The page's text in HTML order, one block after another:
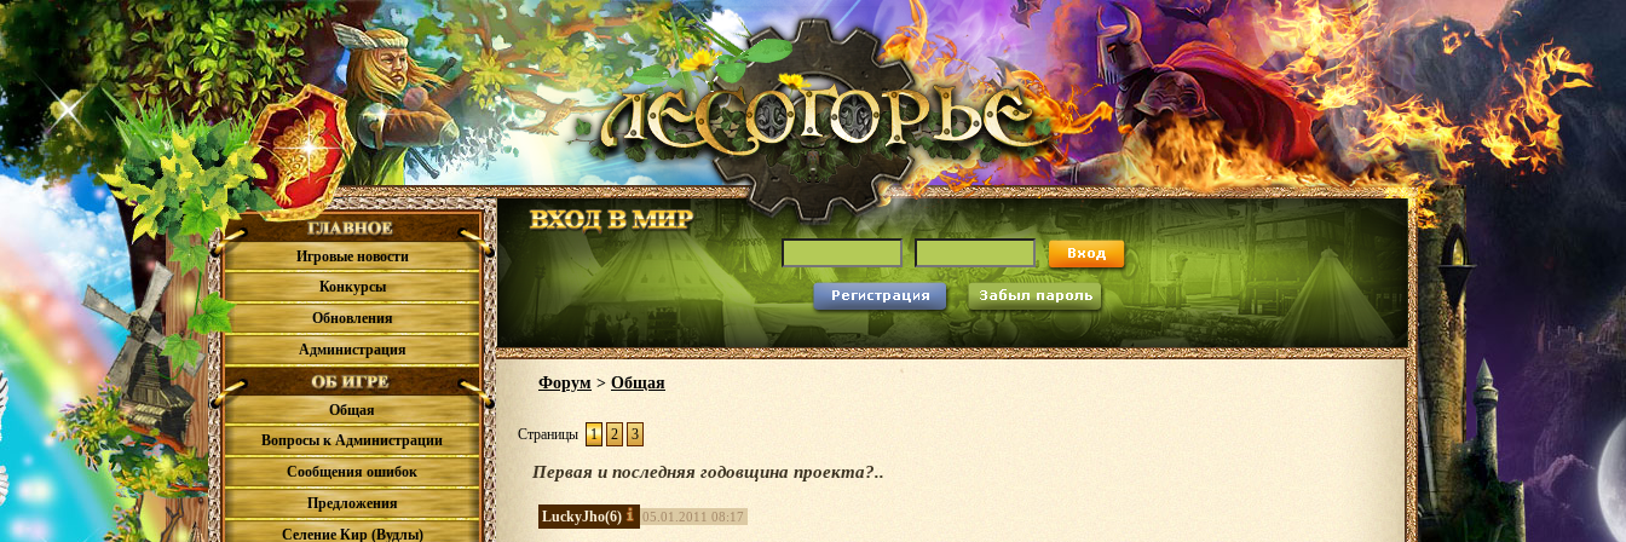
Игровые новости
Конкурсы
Обновления
Администрация
Общая
Вопросы к Администрации
Сообщения ошибок
Предложения
Селение Кир (Вудлы)
Форум > Общая
Страницы 1 2 3
Первая и последняя годовщина проекта?..
LuckyJho(6) 05.01.2011 08:17